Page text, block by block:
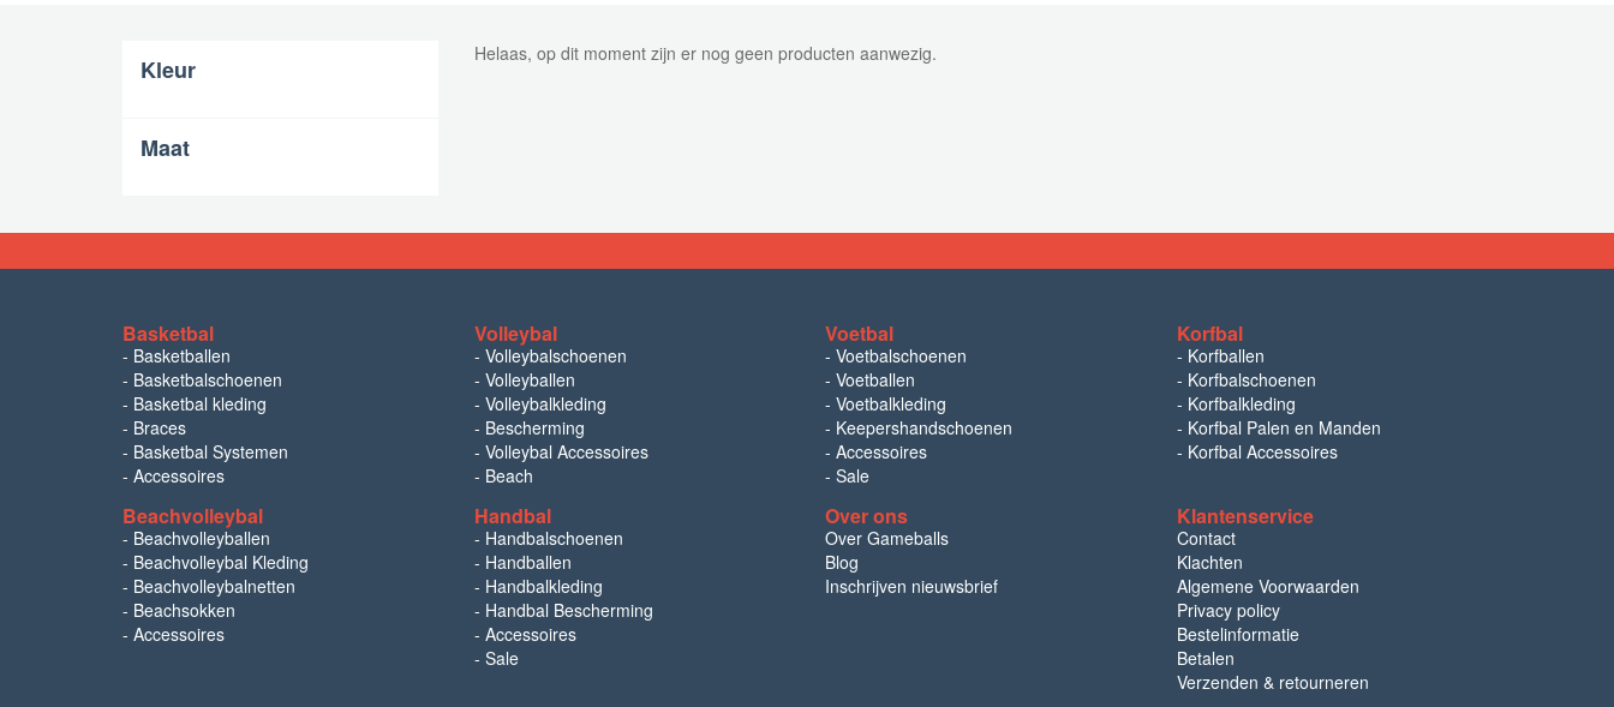
Helaas, op dit moment zijn er nog geen producten aanwezig.
Kleur
Maat
Basketbal
- Basketballen
- Basketbalschoenen
- Basketbal kleding
- Braces
- Basketbal Systemen
- Accessoires
Volleybal
- Volleybalschoenen
- Volleyballen
- Volleybalkleding
- Bescherming
- Volleybal Accessoires
- Beach
Voetbal
- Voetbalschoenen
- Voetballen
- Voetbalkleding
- Keepershandschoenen
- Accessoires
- Sale
Korfbal
- Korfballen
- Korfbalschoenen
- Korfbalkleding
- Korfbal Palen en Manden
- Korfbal Accessoires
Beachvolleybal
- Beachvolleyballen
- Beachvolleybal Kleding
- Beachvolleybalnetten
- Beachsokken
- Accessoires
Handbal
- Handbalschoenen
- Handballen
- Handbalkleding
- Handbal Bescherming
- Accessoires
- Sale
Over ons
Over Gameballs
Blog
Inschrijven nieuwsbrief
Klantenservice
Contact
Klachten
Algemene Voorwaarden
Privacy policy
Bestelinformatie
Betalen
Verzenden & retourneren